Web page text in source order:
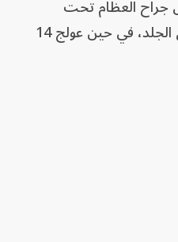
جراح العظام تحت
التخدير الموضعي عن طريق الجلد، في حين عولج 14